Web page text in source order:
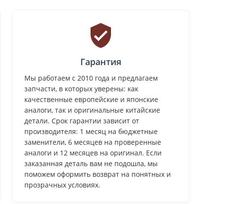
Гарантия
Мы работаем с 2010 года и предлагаем
запчасти, в которых уверены: как
качественные европейские и японские
аналоги, так и оригинальные китайские
детали. Срок гарантии зависит от
производителя: 1 месяц на бюджетные
заменители, 6 месяцев на проверенные
аналоги и 12 месяцев на оригинал. Если
заказанная деталь вам не подошла, мы
поможем оформить возврат на понятных и
прозрачных условиях.